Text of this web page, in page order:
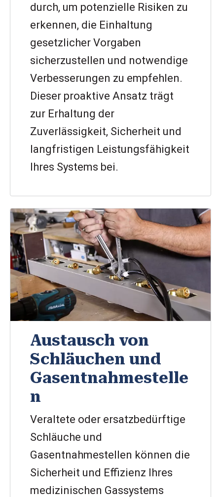
durch, um potenzielle Risiken zu
erkennen, die Einhaltung
gesetzlicher Vorgaben
sicherzustellen und notwendige
Verbesserungen zu empfehlen.
Dieser proaktive Ansatz trägt
zur Erhaltung der
Zuverlässigkeit, Sicherheit und
langfristigen Leistungsfähigkeit
Ihres Systems bei.
Austausch von
Schläuchen und
Gasentnahmestelle
n
Veraltete oder ersatzbedürftige
Schläuche und
Gasentnahmestellen können die
Sicherheit und Effizienz Ihres
medizinischen Gassystems